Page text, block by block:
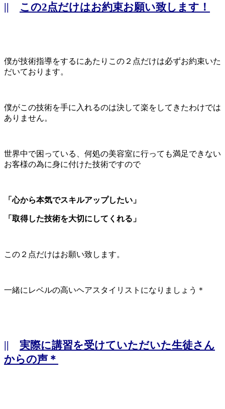
|| この2点だけはお約束お願い致します！
僕が技術指導をするにあたりこの２点だけは必ずお約束いた
だいております。
僕がこの技術を手に入れるのは決して楽をしてきたわけでは
ありません。
世界中で困っている、何処の美容室に行っても満足できない
お客様の為に身に付けた技術ですので
「心から本気でスキルアップしたい」
「取得した技術を大切にしてくれる」
この２点だけはお願い致します。
一緒にレベルの高いヘアスタイリストになりましょう＊
|| 実際に講習を受けていただいた生徒さん
からの声＊